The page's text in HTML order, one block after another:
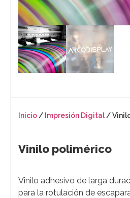
Inicio / Impresión Digital /
Vinilo polimérico
Vinilo adhesivo de larga
para la rotulación de